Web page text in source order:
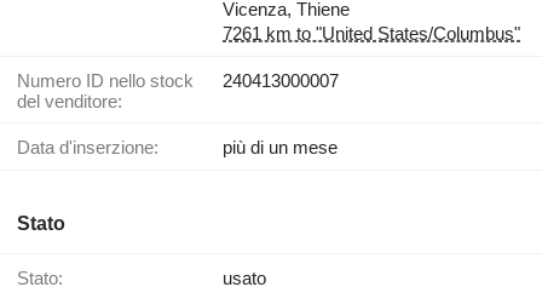
Vicenza, Thiene
7261 km to "United States/Columbus"
Numero ID nello stock
del venditore:
240413000007
Data d'inserzione: più di un mese
Stato
Stato: usato